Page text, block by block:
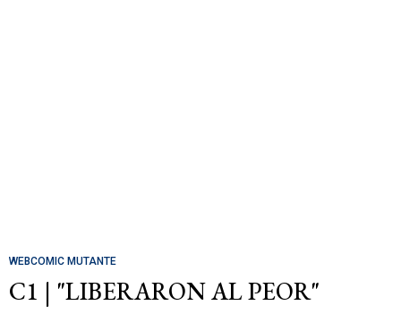
WEBCOMIC MUTANTE
C1 | "LIBERARON AL PEOR"